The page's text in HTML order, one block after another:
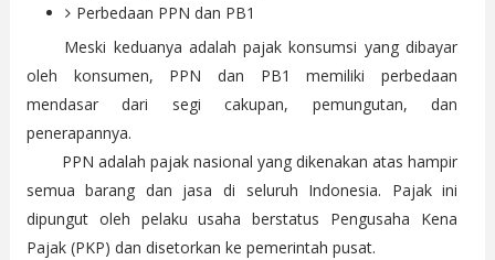
Perbedaan PPN dan PB1
Meski keduanya adalah pajak konsumsi yang dibayar
oleh konsumen, PPN dan PB1 memiliki perbedaan
mendasar dari segi cakupan, pemungutan, dan
penerapannya.
PPN adalah pajak nasional yang dikenakan atas hampir
semua barang dan jasa di seluruh Indonesia. Pajak ini
dipungut oleh pelaku usaha berstatus Pengusaha Kena
Pajak (PKP) dan disetorkan ke pemerintah pusat.